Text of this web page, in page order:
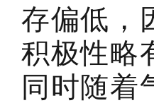
存偏低，
积极性略
同时随着